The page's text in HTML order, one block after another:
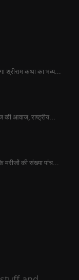
श्रीराम कथा का भव्य...
आवाज, राष्ट्रीय...
मरीजों की संख्या पांच...